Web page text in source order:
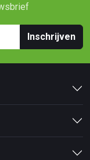
Inschrijven